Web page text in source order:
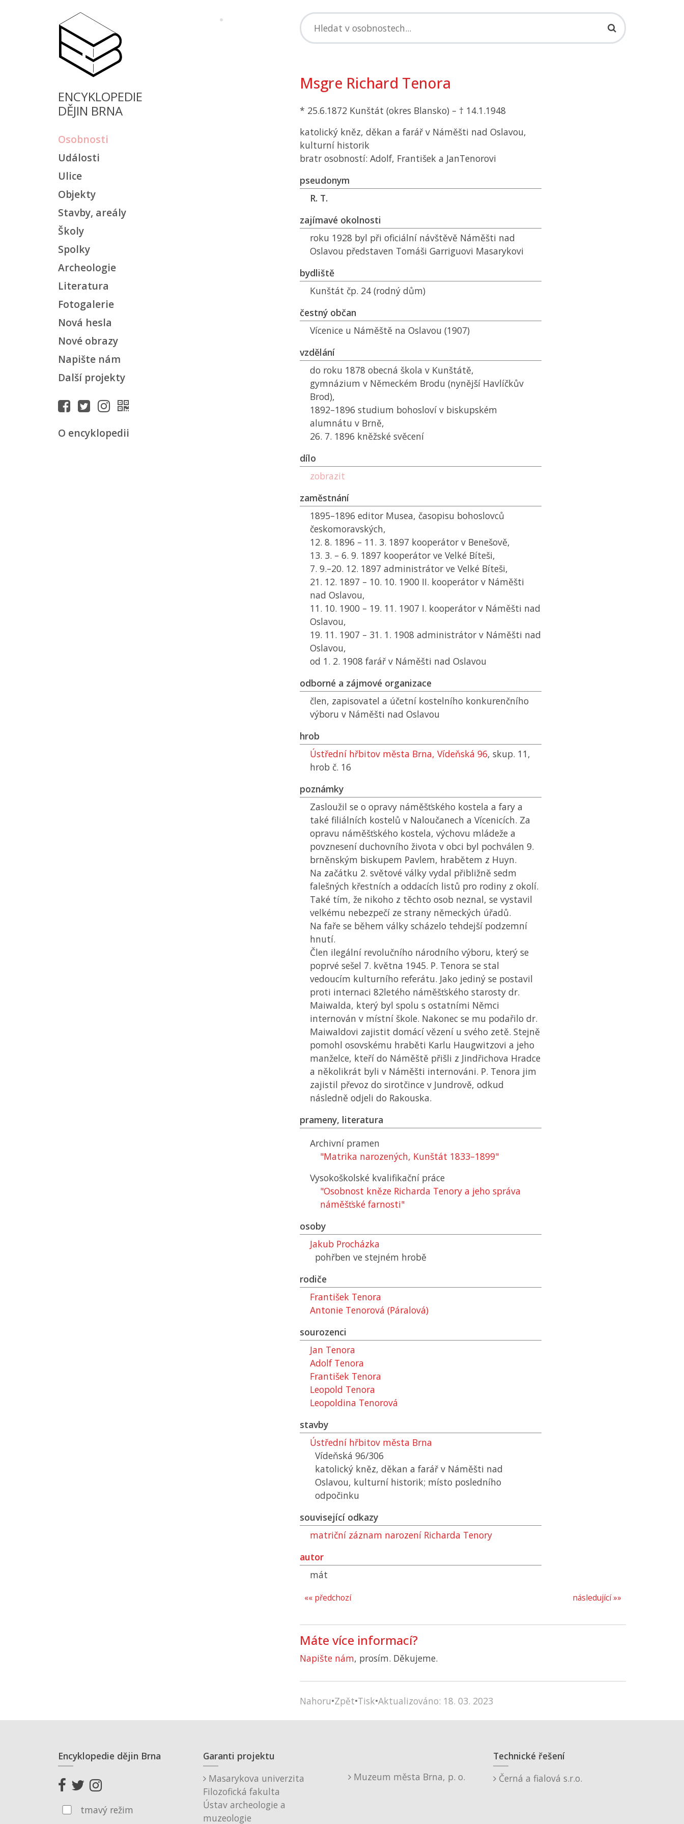
ENCYKLOPEDIE
DĚJIN BRNA
Osobnosti
Události
Ulice
Objekty
Stavby, areály
Školy
Spolky
Archeologie
Literatura
Fotogalerie
Nová hesla
Nové obrazy
Napište nám
Další projekty
O encyklopedii
Msgre Richard Tenora
* 25.6.1872 Kunštát (okres Blansko) – † 14.1.1948
katolický kněz, děkan a farář v Náměšti nad Oslavou,
kulturní historik
bratr osobností: Adolf, František a JanTenorovi
pseudonym
R. T.
zajímavé okolnosti
roku 1928 byl při oficiální návštěvě Náměšti nad
Oslavou představen Tomáši Garriguovi Masarykovi
bydliště
Kunštát čp. 24 (rodný dům)
čestný občan
Vícenice u Náměště na Oslavou (1907)
vzdělání
do roku 1878 obecná škola v Kunštátě,
gymnázium v Německém Brodu (nynější Havlíčkův
Brod),
1892–1896 studium bohosloví v biskupském
alumnátu v Brně,
26. 7. 1896 kněžské svěcení
dílo
zobrazit
zaměstnání
1895–1896 editor Musea, časopisu bohoslovců
českomoravských,
12. 8. 1896 – 11. 3. 1897 kooperátor v Benešově,
13. 3. – 6. 9. 1897 kooperátor ve Velké Bíteši,
7. 9.–20. 12. 1897 administrátor ve Velké Bíteši,
21. 12. 1897 – 10. 10. 1900 II. kooperátor v Náměšti
nad Oslavou,
11. 10. 1900 – 19. 11. 1907 I. kooperátor v Náměšti nad
Oslavou,
19. 11. 1907 – 31. 1. 1908 administrátor v Náměšti nad
Oslavou,
od 1. 2. 1908 farář v Náměšti nad Oslavou
odborné a zájmové organizace
člen, zapisovatel a účetní kostelního konkurenčního
výboru v Náměšti nad Oslavou
hrob
Ústřední hřbitov města Brna, Vídeňská 96, skup. 11,
hrob č. 16
poznámky
Zasloužil se o opravy náměšťského kostela a fary a
také filiálních kostelů v Naloučanech a Vícenicích. Za
opravu náměšťského kostela, výchovu mládeže a
povznesení duchovního života v obci byl pochválen 9.
brněnským biskupem Pavlem, hrabětem z Huyn.
Na začátku 2. světové války vydal přibližně sedm
falešných křestních a oddacích listů pro rodiny z okolí.
Také tím, že nikoho z těchto osob neznal, se vystavil
velkému nebezpečí ze strany německých úřadů.
Na faře se během války scházelo tehdejší podzemní
hnutí.
Člen ilegální revolučního národního výboru, který se
poprvé sešel 7. května 1945. P. Tenora se stal
vedoucím kulturního referátu. Jako jediný se postavil
proti internaci 82letého náměšťského starosty dr.
Maiwalda, který byl spolu s ostatními Němci
internován v místní škole. Nakonec se mu podařilo dr.
Maiwaldovi zajistit domácí vězení u svého zetě. Stejně
pomohl osovskému hraběti Karlu Haugwitzovi a jeho
manželce, kteří do Náměště přišli z Jindřichova Hradce
a několikrát byli v Náměšti internováni. P. Tenora jim
zajistil převoz do sirotčince v Jundrově, odkud
následně odjeli do Rakouska.
prameny, literatura
Archivní pramen
"Matrika narozených, Kunštát 1833–1899"
Vysokoškolské kvalifikační práce
"Osobnost kněze Richarda Tenory a jeho správa
náměšťské farnosti"
osoby
Jakub Procházka
pohřben ve stejném hrobě
rodiče
František Tenora
Antonie Tenorová (Páralová)
sourozenci
Jan Tenora
Adolf Tenora
František Tenora
Leopold Tenora
Leopoldina Tenorová
stavby
Ústřední hřbitov města Brna
Vídeňská 96/306
katolický kněz, děkan a farář v Náměšti nad
Oslavou, kulturní historik; místo posledního
odpočinku
související odkazy
matriční záznam narození Richarda Tenory
autor
mát
následující »»
«« předchozí
Máte více informací?
Napište nám, prosím. Děkujeme.
Nahoru•Zpět•Tisk•Aktualizováno: 18. 03. 2023
Encyklopedie dějin Brna
tmavý režim
Garanti projektu
Masarykova univerzita
Filozofická fakulta
Ústav archeologie a
muzeologie
Muzeum města Brna, p. o.
Technické řešení
Černá a fialová s.r.o.